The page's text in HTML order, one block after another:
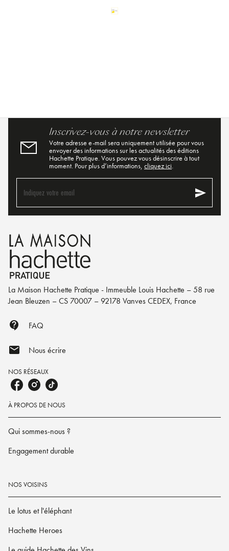
Inscrivez-vous à notre newsletter
Votre adresse e-mail sera uniquement utilisée pour vous
envoyer des informations sur les actualités des éditions
Hachette Pratique. Vous pouvez vous désinscrire à tout
moment. Pour plus d’informations, cliquez ici.
Indiquez votre email send
La Maison Hachette Pratique - Immeuble Louis Hachette – 58 rue
Jean Bleuzen – CS 70007 – 92178 Vanves CEDEX, France
contact_support FAQ
mail Nous écrire
NOS RÉSEAUX
À PROPOS DE NOUS
Qui sommes-nous ?
Engagement durable
NOS VOISINS
Le lotus et l'éléphant
Hachette Heroes